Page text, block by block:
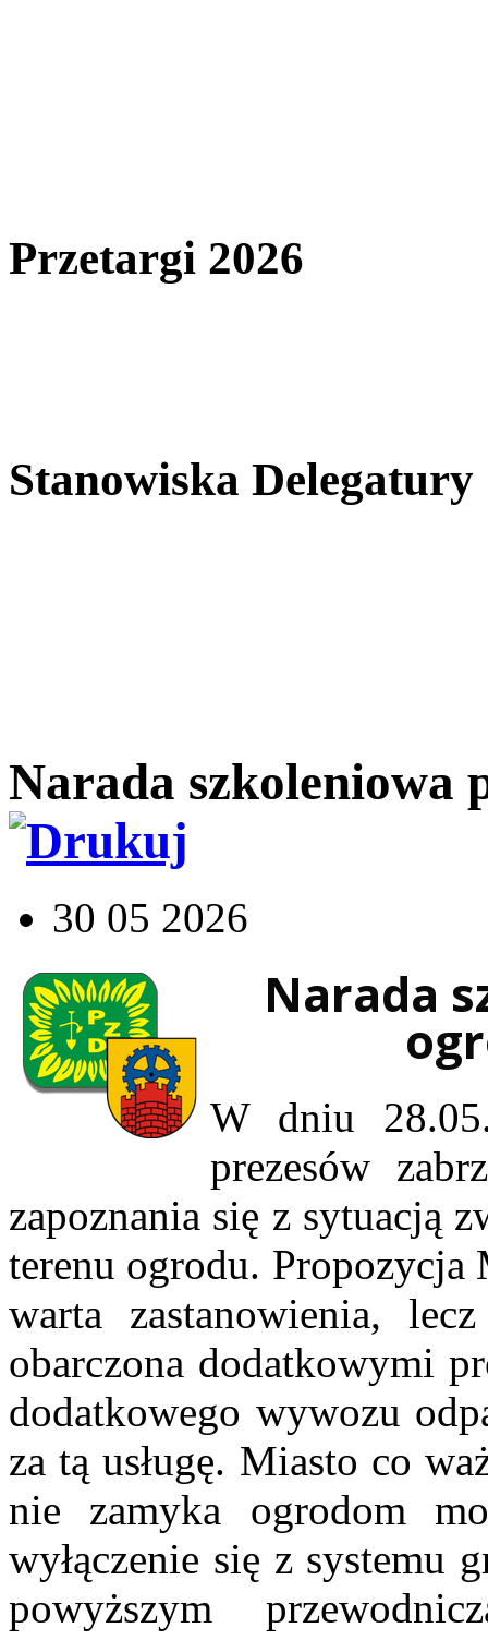
Przetargi 2026
Stanowiska
Narada szkoleniowa
30 05 2026
Narada
W dniu
prezesów
zapoznania się z sytuacją
terenu ogrodu. Propozycja
warta zastanowienia,
obarczona dodatkowymi
dodatkowego wywozu
za tą usługę. Miasto co
nie zamyka ogrodom
wyłączenie się z systemu
powyższym